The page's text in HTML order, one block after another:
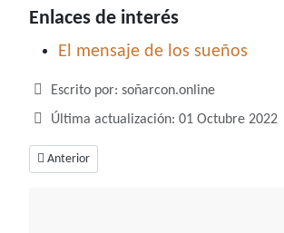
Enlaces de interés
El mensaje de los sueños
Detalles
Escrito por: soñarcon.online
Última actualización: 01 Octubre 2022
Artículo anterior: Soñar con volcán, un sueño
Anterior